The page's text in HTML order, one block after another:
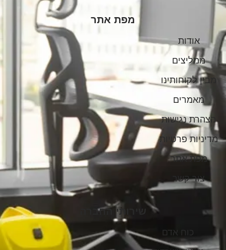
מפת אתר
אודות
ממליצים
מבין לקוחותינו
מאמרים
הצהרת נגישות
מדיניות פרטיות
מפת אתר
צור קשר
שירותי החברה
כוח אדם